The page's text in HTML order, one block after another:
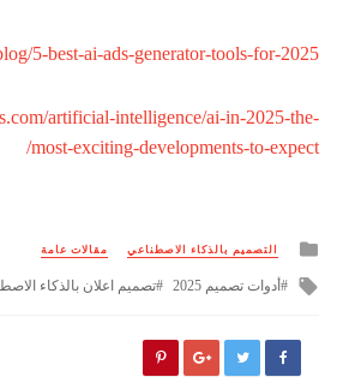
5-best-ai-ads-generator-tools-for-2025/
artificial-intelligence/ai-in-2025-the-
most-exciting-developments-to-expect/
Posted
التصميم بالذكاء الاصطناعي مقالات عامة
Tagged
أدوات تصميم 2025 تصميم اعلان بالذكاء